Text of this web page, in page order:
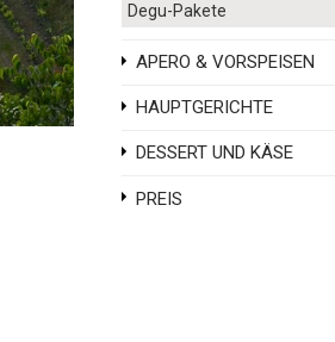
Degu-Pakete
APERO & VORSPEISEN
HAUPTGERICHTE
DESSERT UND KÄSE
PREIS